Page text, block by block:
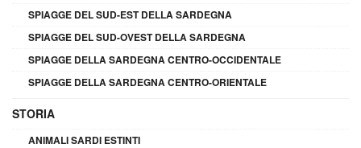
SPIAGGE DEL SUD-EST DELLA SARDEGNA
SPIAGGE DEL SUD-OVEST DELLA SARDEGNA
SPIAGGE DELLA SARDEGNA CENTRO-OCCIDENTALE
SPIAGGE DELLA SARDEGNA CENTRO-ORIENTALE
STORIA
ANIMALI SARDI ESTINTI